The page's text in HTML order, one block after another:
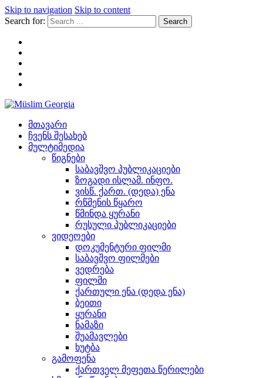
Skip to navigation Skip to content
Search for:
Müslim Georgia
მთავარი
ჩვენს შესახებ
მულტიმედია
წიგნები
საბავშვო პუბლიკაციები
ზოგადი ისლამ. ინფო.
ვისწ. ქართ. (დედა) ენა
რწმენის წყარო
წმინდა ყურანი
რუსული პუბლიკაციები
ვიდეოები
დოკუმენტური ფილმი
საბავშვო ფილმები
ვედრება
ფილმი
ქართული ენა (დედა ენა)
ბეითი
ყურანი
ნამაზი
შუამავლები
ხუტბა
გამოფენა
ქართველ მეფეთა წერილები